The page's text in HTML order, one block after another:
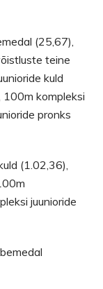
(25,67),
teine
kuld
kompleksi
pronks
(1.02,36),
juunioride